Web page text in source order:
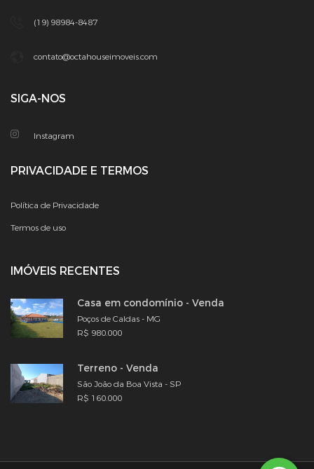
(19) 98984-8487
contato@octahouseimoveis.com
IMÓVEIS RECENTES
Casa em condomínio - Venda
Poços de Caldas - MG
R$ 980.000
Terreno - Venda
São João da Boa Vista - SP
R$ 160.000
SIGA-NOS
Instagram
PRIVACIDADE E TERMOS
Política de Privacidade
Termos de uso